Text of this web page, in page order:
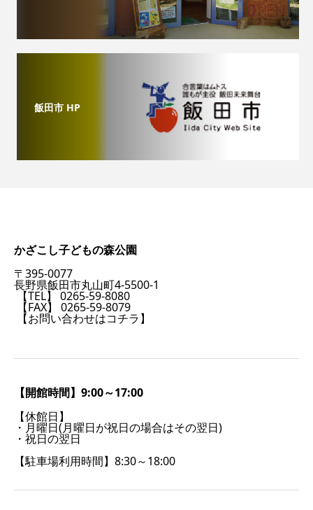
飯田市 HP
かざこし子どもの森公園
〒395-0077
長野県飯田市丸山町4-5500-1
【TEL】 0265-59-8080
【FAX】 0265-59-8079
【お問い合わせはコチラ】
【開館時間】9:00～17:00
【休館日】
・月曜日(月曜日が祝日の場合はその翌日)
・祝日の翌日
【駐車場利用時間】8:30～18:00